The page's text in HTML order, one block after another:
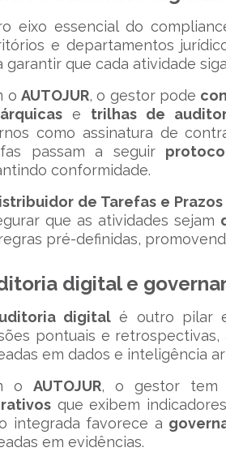
eixo essencial do
e departamentos
garantir que cada atividade
oAUTOJUR, o gestor pode
e trilhas de
como assinatura de
passam a seguir
conformidade.
de Tarefas e Prazos
que as atividades sejam
pré-definidas,
digital e
digitalé outro pilar
pontuais e
em dados e inteligência
oAUTOJUR, o gestor
que exibem
integrada favorece a
em evidências.